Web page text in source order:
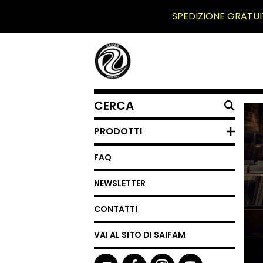
SPEDIZIONE
CERCA
UN
PRODOTTO
PRODOTTI
FAQ
NEWSLETTER
CONTATTI
VAI AL SITO DI SAIFAM